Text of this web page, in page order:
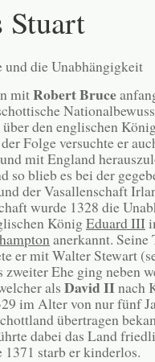
Stuart
und die Unabhängigkeit
mitRobert Bruce
den englischen
Folge versuchte er
mit England
so blieb es bei der
der Vasallenschaft
wurde 1328 die
KönigEduard III
anerkannt.
er mit Walter Stewart
zweiter Ehe ging neben
als David IInach
im Alter von nur fünf
übertragen
dabei das Land
starb er kinderlos.